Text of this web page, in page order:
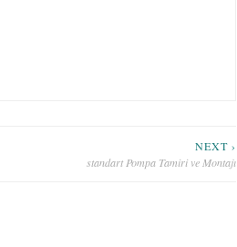
NEXT ›
standart Pompa Tamiri ve Montajı